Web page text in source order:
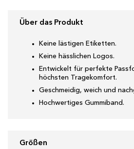
Über das Produkt
Keine lästigen Etiketten.
Keine hässlichen Logos.
Entwickelt für perfekte
höchsten Tragekomfort.
Geschmeidig, weich und
Hochwertiges Gummiband.
Größen